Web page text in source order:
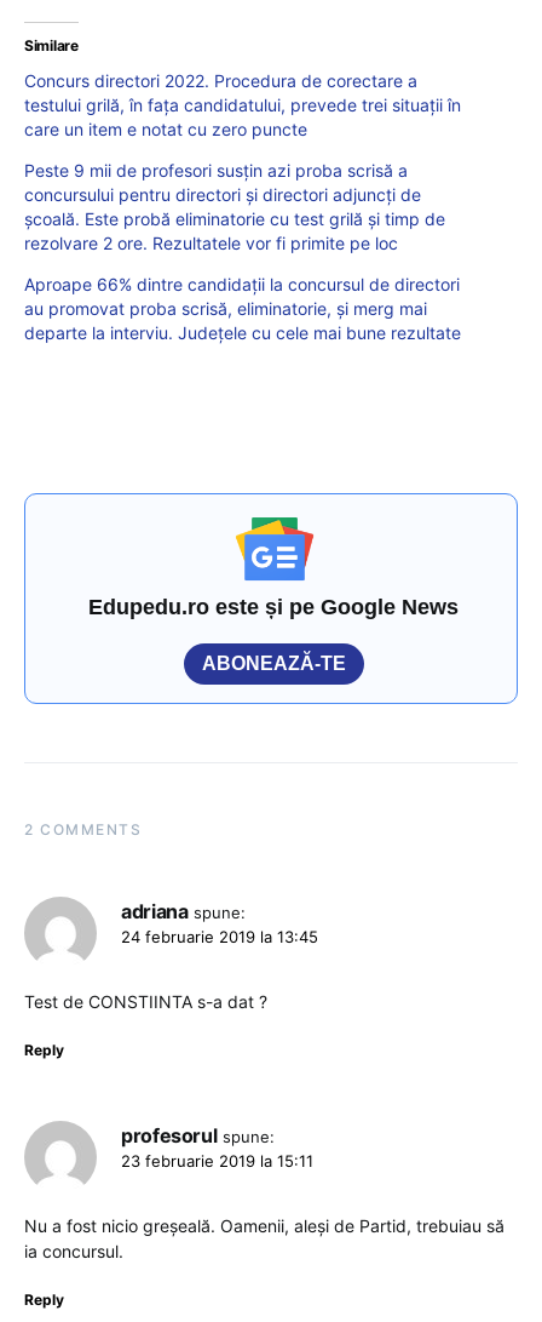
Similare
Concurs directori 2022. Procedura de corectare a
testului grilă, în fața candidatului, prevede trei situații în
care un item e notat cu zero puncte
Peste 9 mii de profesori susțin azi proba scrisă a
concursului pentru directori și directori adjuncți de
școală. Este probă eliminatorie cu test grilă și timp de
rezolvare 2 ore. Rezultatele vor fi primite pe loc
Aproape 66% dintre candidații la concursul de directori
au promovat proba scrisă, eliminatorie, și merg mai
departe la interviu. Județele cu cele mai bune rezultate
Edupedu.ro este și pe Google News
ABONEAZĂ-TE
2 COMMENTS
adriana spune:
24 februarie 2019 la 13:45
Test de CONSTIINTA s-a dat ?
Reply
profesorul spune:
23 februarie 2019 la 15:11
Nu a fost nicio greșeală. Oamenii, aleși de Partid, trebuiau să
ia concursul.
Reply